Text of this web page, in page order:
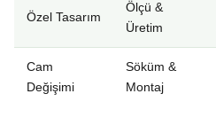
Özel Tasarım
Ölçü &
Üretim
Cam
Değişimi
Söküm &
Montaj